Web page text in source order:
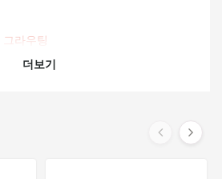
라우팅
더보기